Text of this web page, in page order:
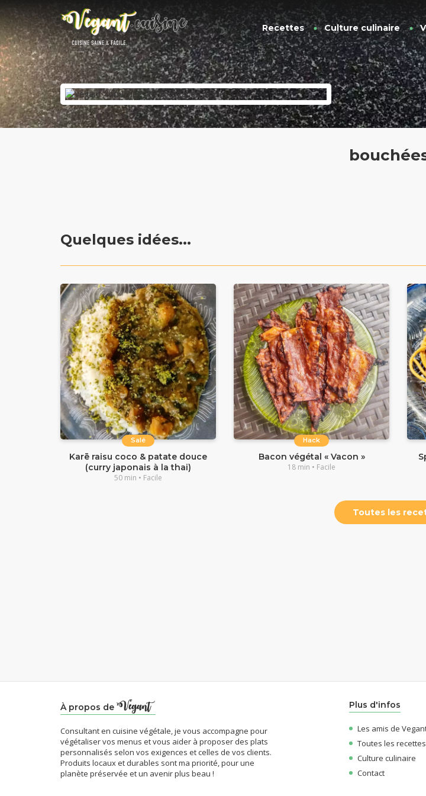
Recettes Culture culinaire
Quelques idées...
Salé
Karē raisu coco & patate douce
(curry japonais à la thai)
50 min • Facile
Hack
Bacon végétal « Vacon »
18 min • Facile
Toutes les
À propos de
Consultant en cuisine végétale, je vous accompagne pour
végétaliser vos menus et vous aider à proposer des plats
personnalisés selon vos exigences et celles de vos clients.
Produits locaux et durables sont ma priorité, pour une
planète préservée et un avenir plus beau !
Plus d'infos
Les amis de
Toutes les recettes
Culture culinaire
Contact